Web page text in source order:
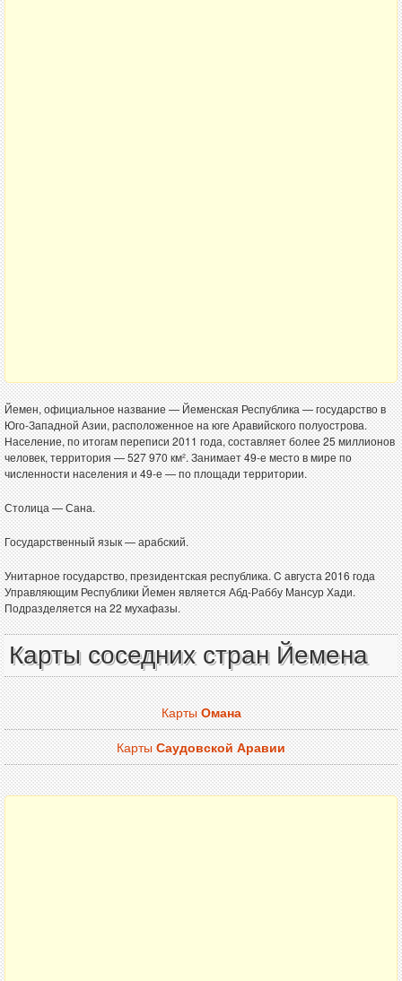
Йемен, официальное название — Йеменская Республика — государство в
Юго-Западной Азии, расположенное на юге Аравийского полуострова.
Население, по итогам переписи 2011 года, составляет более 25 миллионов
человек, территория — 527 970 км². Занимает 49-е место в мире по
численности населения и 49-е — по площади территории.
Столица — Сана.
Государственный язык — арабский.
Унитарное государство, президентская республика. C августа 2016 года
Управляющим Республики Йемен является Абд-Раббу Мансур Хади.
Подразделяется на 22 мухафазы.
Карты соседних стран Йемена
КартыОмана
КартыСаудовской Аравии